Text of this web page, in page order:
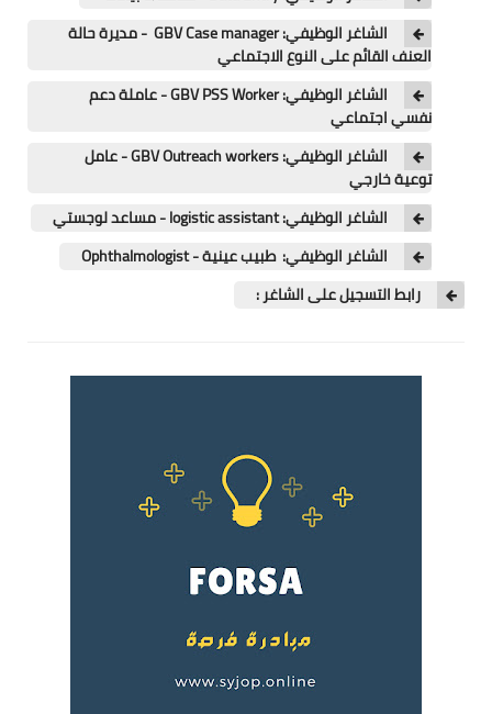
الشاغر الوظيفي: GBV Case manager - مديرة حالة
العنف القائم على النوع الاجتماعي
الشاغر الوظيفي: GBV PSS Worker - عاملة دعم
نفسي اجتماعي
الشاغر الوظيفي: GBV Outreach workers - عامل
توعية خارجي
الشاغر الوظيفي: logistic assistant - مساعد لوجستي
الشاغر الوظيفي: طبيب عينية - Ophthalmologist
رابط التسجيل على الشاغر :